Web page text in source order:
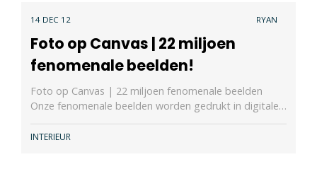
14 DEC 12 RYAN
Foto op Canvas | 22 miljoen
fenomenale beelden!
Foto op Canvas | 22 miljoen fenomenale beelden
Onze fenomenale beelden worden gedrukt in digitale…
INTERIEUR